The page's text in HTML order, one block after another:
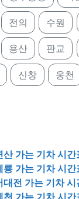
전의 수원
용산 판교
신창 웅천
산 가는 기차 시간
룡 가는 기차 시간
대전 가는 기차 시